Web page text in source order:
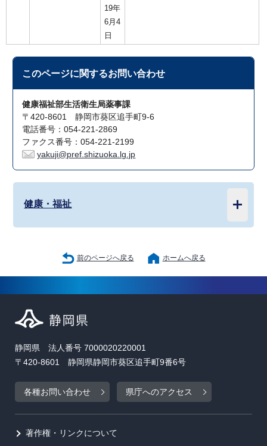
19年
6月4
日
このページに関するお問い合わせ
健康福祉部生活衛生局薬事課
〒420-8601 静岡市葵区追手町9-6
電話番号：054-221-2869
ファクス番号：054-221-2199
yakuji@pref.shizuoka.lg.jp
健康・福祉
前のページへ戻る ホームへ戻る
静岡県 法人番号 7000020220001
〒420-8601 静岡県静岡市葵区追手町9番6号
各種お問い合わせ 県庁へのアクセス
著作権・リンクについて